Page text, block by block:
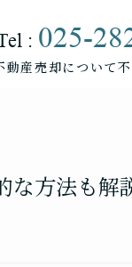
: 025-
動産売却について
売却について
な方法も解